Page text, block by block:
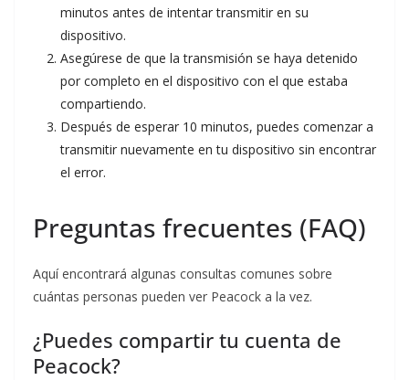
minutos antes de intentar transmitir en su
dispositivo.
Asegúrese de que la transmisión se haya detenido
por completo en el dispositivo con el que estaba
compartiendo.
Después de esperar 10 minutos, puedes comenzar a
transmitir nuevamente en tu dispositivo sin encontrar
el error.
Preguntas frecuentes (FAQ)
Aquí encontrará algunas consultas comunes sobre
cuántas personas pueden ver Peacock a la vez.
¿Puedes compartir tu cuenta de
Peacock?